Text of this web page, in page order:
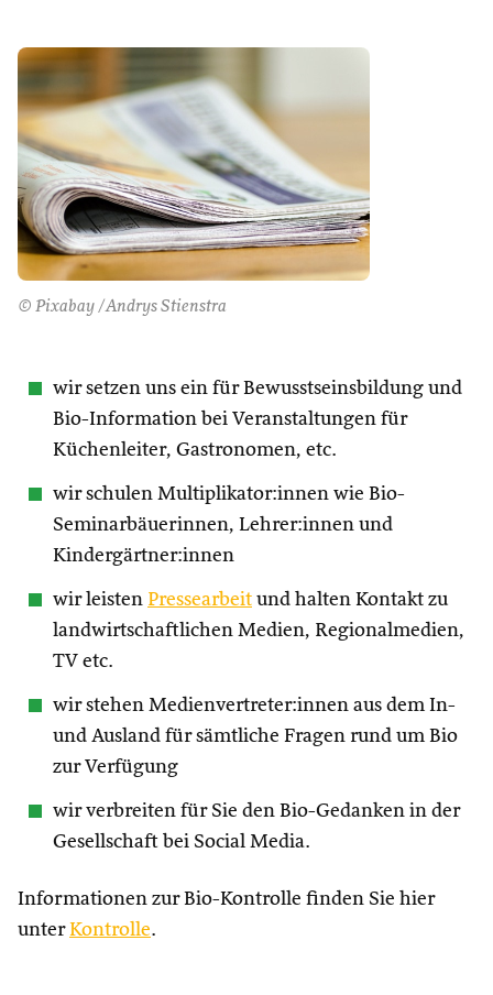
© Pixabay /Andrys Stienstra
wir setzen uns ein für Bewusstseinsbildung und
Bio-Information bei Veranstaltungen für
Küchenleiter, Gastronomen, etc.
wir schulen Multiplikator:innen wie Bio-
Seminarbäuerinnen, Lehrer:innen und
Kindergärtner:innen
wir leisten Pressearbeit und halten Kontakt zu
landwirtschaftlichen Medien, Regionalmedien,
TV etc.
wir stehen Medienvertreter:innen aus dem In-
und Ausland für sämtliche Fragen rund um Bio
zur Verfügung
wir verbreiten für Sie den Bio-Gedanken in der
Gesellschaft bei Social Media.
Informationen zur Bio-Kontrolle finden Sie hier
unterKontrolle.